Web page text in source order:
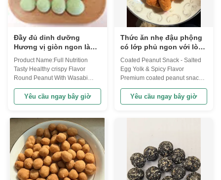
Đầy đủ dinh dưỡng
Hương vị giòn ngon lành
mạnh Đậu phộng với
hương vị Wasabi
Product Name:Full Nutrition
Tasty Healthy crispy Flavor
Round Peanut With Wasabi
Under our newest production
line and new technology, we are
flavors of beans. And we can
provide you the customized
flavors and design. Our
company pays great attention ...
Yêu cầu ngay bây giờ
Thức ăn nhẹ đậu phộng
có lớp phủ ngon với lòng
đỏ trứng muối và hương
vị cay để cung cấp quy
mô lớn
Coated Peanut Snack - Salted
Egg Yolk & Spicy Flavor
Premium coated peanut snack
spicy flavor profiles, designed
for large-scale supply
Egg Yolk and Spicy Taste Shelf
Life 9 months Lead Time ...
Yêu cầu ngay bây giờ